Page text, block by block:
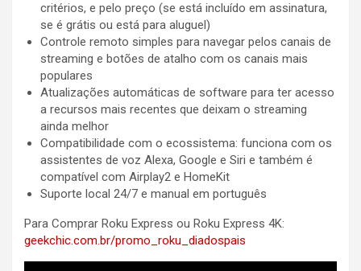
critérios, e pelo preço (se está incluído em assinatura,
se é grátis ou está para aluguel)
Controle remoto simples para navegar pelos canais de
streaming e botões de atalho com os canais mais
populares
Atualizações automáticas de software para ter acesso
a recursos mais recentes que deixam o streaming
ainda melhor
Compatibilidade com o ecossistema: funciona com os
assistentes de voz Alexa, Google e Siri e também é
compatível com Airplay2 e HomeKit
Suporte local 24/7 e manual em português
Para Comprar Roku Express ou Roku Express 4K:
geekchic.com.br/promo_roku_diadospais